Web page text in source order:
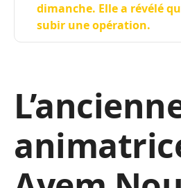
dimanche. Elle a révélé
subir une opération.